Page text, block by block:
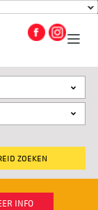
ZOEKEN
INFO